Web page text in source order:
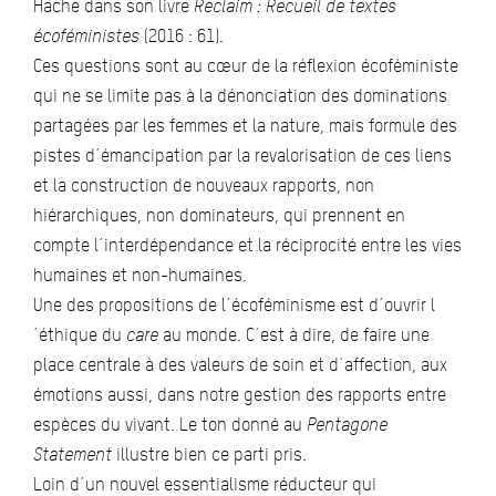
Hache dans son livre Reclaim : Recueil de textes
écoféministes (2016 : 61).
Ces questions sont au cœur de la réflexion écoféministe
qui ne se limite pas à la dénonciation des dominations
partagées par les femmes et la nature, mais formule des
pistes d´émancipation par la revalorisation de ces liens
et la construction de nouveaux rapports, non
hiérarchiques, non dominateurs, qui prennent en
compte l´interdépendance et la réciprocité entre les vies
humaines et non-humaines.
Une des propositions de l´écoféminisme est d´ouvrir l
´éthique du care au monde. C´est à dire, de faire une
place centrale à des valeurs de soin et d´affection, aux
émotions aussi, dans notre gestion des rapports entre
espèces du vivant. Le ton donné au Pentagone
Statement illustre bien ce parti pris.
Loin d´un nouvel essentialisme réducteur qui